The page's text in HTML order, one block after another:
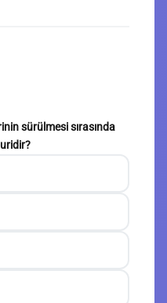
sürülmesi sırasında